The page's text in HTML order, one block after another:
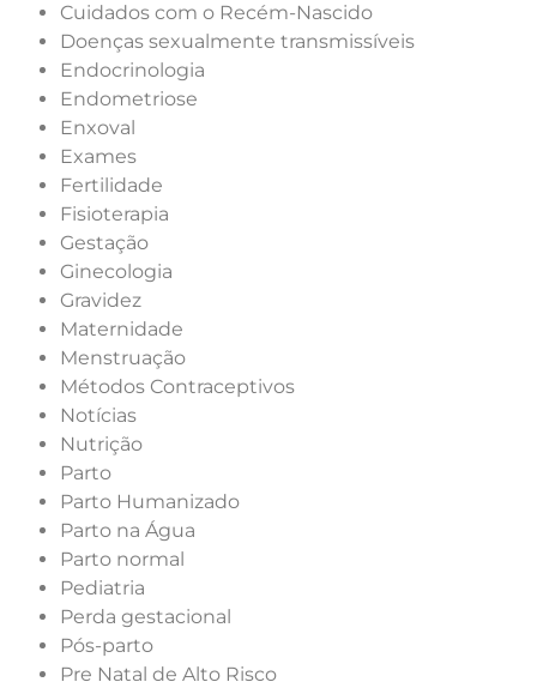
Cuidados com o Recém-Nascido
Doenças sexualmente transmissíveis
Endocrinologia
Endometriose
Enxoval
Exames
Fertilidade
Fisioterapia
Gestação
Ginecologia
Gravidez
Maternidade
Menstruação
Métodos Contraceptivos
Notícias
Nutrição
Parto
Parto Humanizado
Parto na Água
Parto normal
Pediatria
Perda gestacional
Pós-parto
Pre Natal de Alto Risco